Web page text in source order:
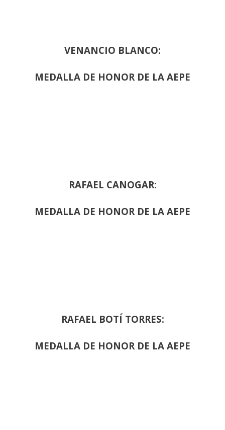
VENANCIO BLANCO:
MEDALLA DE HONOR DE LA AEPE
RAFAEL CANOGAR:
MEDALLA DE HONOR DE LA AEPE
RAFAEL BOTÍ TORRES:
MEDALLA DE HONOR DE LA AEPE